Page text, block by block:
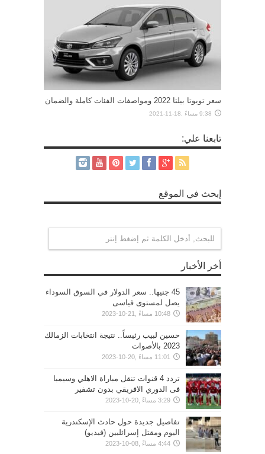
سعر تويوتا بيلتا 2022 ومواصفات الفئات كاملة والضمان
9:38 مساءً ,18-11-2021
تابعنا علي:
إبحث في الموقع
أخر الأخبار
45 جنيها.. سعر الدولار في السوق السوداء
يصل لمستوى قياسى
10:48 مساءً ,21-10-2023
حسين لبيب رئيساً.. نتيجة انتخابات الزمالك
2023 بالأصوات
11:01 مساءً ,20-10-2023
تردد 4 قنوات تنقل مباراة الاهلي وسيمبا
فى الدوري الافريقي بدون تشفير
3:29 مساءً ,20-10-2023
تفاصيل جديدة حول حادث الإسكندرية
اليوم ومقتل إسرائليين (فيديو)
4:44 مساءً ,08-10-2023